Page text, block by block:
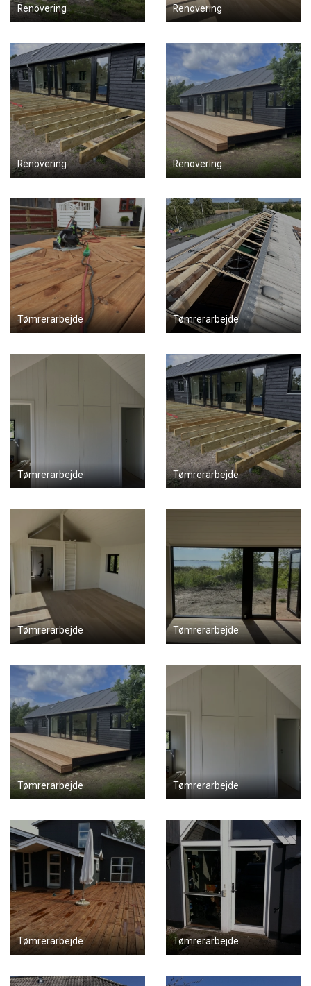
Renovering Renovering
Renovering Renovering
Tømrerarbejde Tømrerarbejde
Tømrerarbejde Tømrerarbejde
Tømrerarbejde Tømrerarbejde
Tømrerarbejde Tømrerarbejde
Tømrerarbejde Tømrerarbejde